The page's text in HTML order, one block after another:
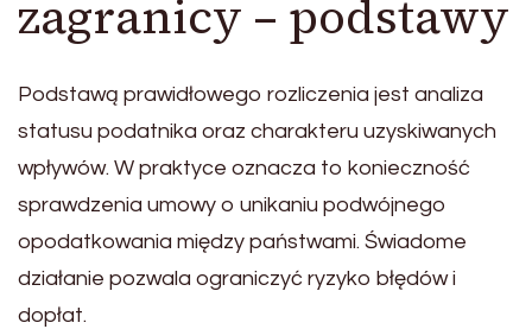
zagranicy – podstawy
Podstawą prawidłowego rozliczenia jest analiza
statusu podatnika oraz charakteru uzyskiwanych
wpływów. W praktyce oznacza to konieczność
sprawdzenia umowy o unikaniu podwójnego
opodatkowania między państwami. Świadome
działanie pozwala ograniczyć ryzyko błędów i
dopłat.